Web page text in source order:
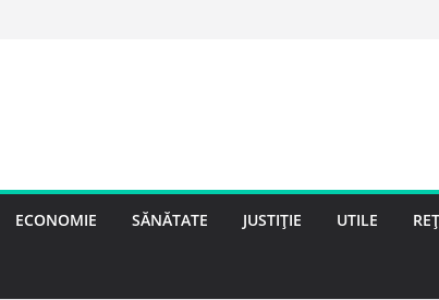
ECONOMIE SĂNĂTATE JUSTIȚIE UTILE